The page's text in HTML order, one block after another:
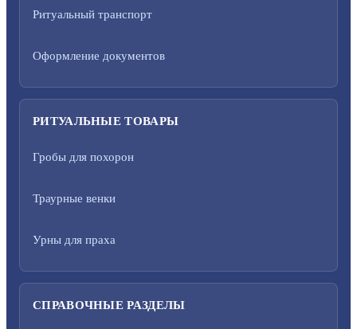
Ритуальный транспорт
Оформление документов
РИТУАЛЬНЫЕ ТОВАРЫ
Гробы для похорон
Траурные венки
Урны для праха
СПРАВОЧНЫЕ РАЗДЕЛЫ